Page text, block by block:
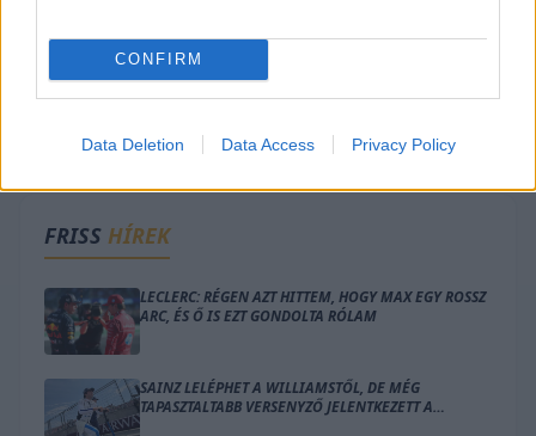
CONFIRM
Data Deletion Data Access Privacy Policy
FRISS HÍREK
LECLERC: RÉGEN AZT HITTEM, HOGY MAX EGY ROSSZ
ARC, ÉS Ő IS EZT GONDOLTA RÓLAM
SAINZ LELÉPHET A WILLIAMSTŐL, DE MÉG
TAPASZTALTABB VERSENYZŐ JELENTKEZETT A